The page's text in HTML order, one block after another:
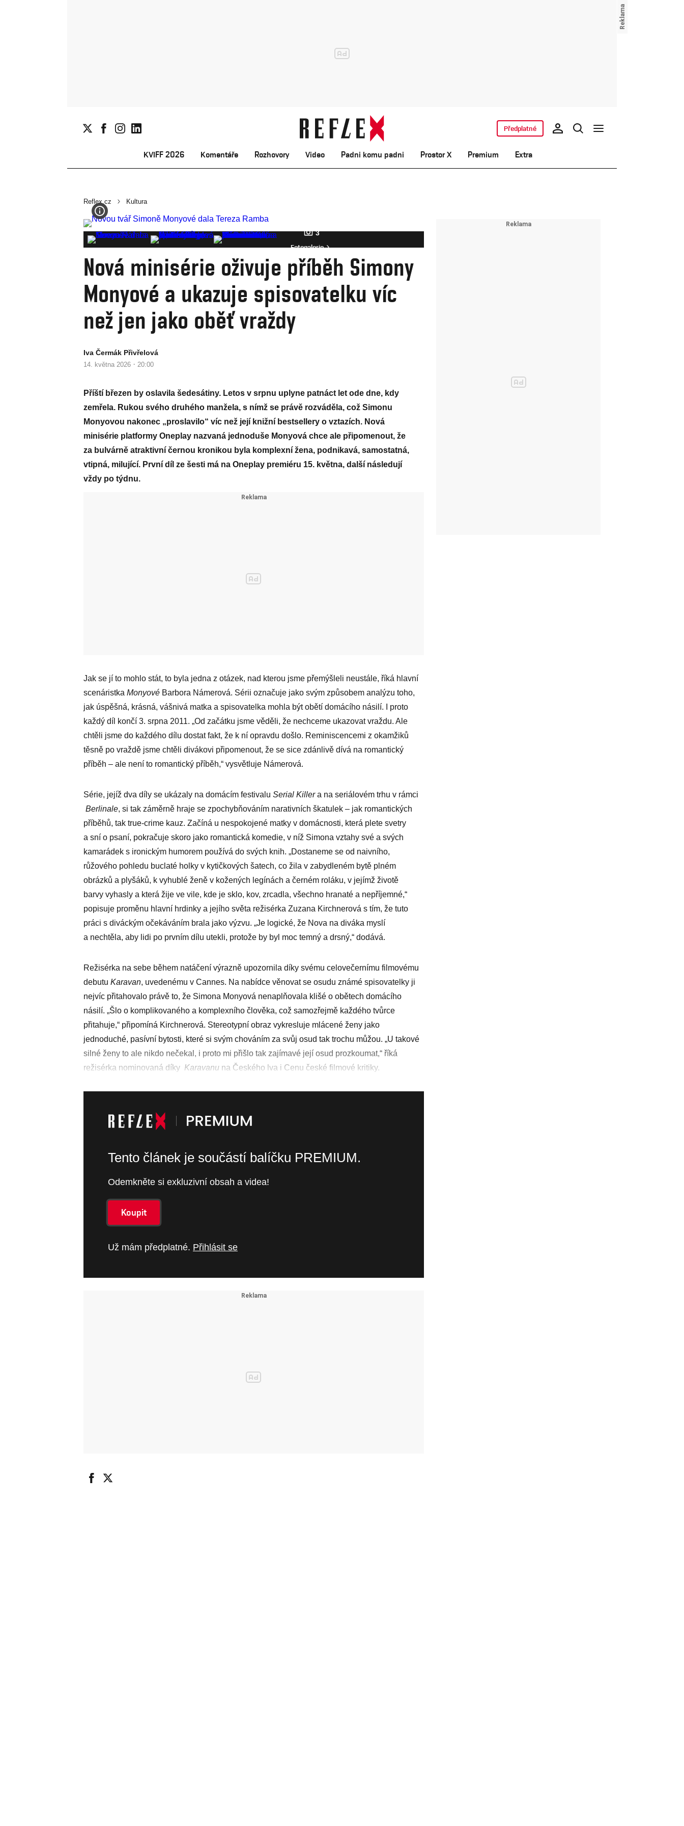
KVIFF 2026 Komentáře Rozhovory Video Padni komu padni Prostor X Premium Extra
Předplatné
Reflex.cz Kultura
3
Fotogalerie
Nová minisérie oživuje příběh Simony
Monyové a ukazuje spisovatelku víc
než jen jako oběť vraždy
Iva Čermák Přivřelová
14. května 2026 · 20:00
Příští březen by oslavila šedesátiny. Letos v srpnu uplyne patnáct let ode dne, kdy
zemřela. Rukou svého druhého manžela, s nímž se právě rozváděla, což Simonu
Monyovou nakonec „proslavilo“ víc než její knižní bestsellery o vztazích. Nová
minisérie platformy Oneplay nazvaná jednoduše Monyová chce ale připomenout, že
za bulvárně atraktivní černou kronikou byla komplexní žena, podnikavá, samostatná,
vtipná, milující. První díl ze šesti má na Oneplay premiéru 15. května, další následují
vždy po týdnu.
Jak se jí to mohlo stát, to byla jedna z otázek, nad kterou jsme přemýšleli neustále, říká hlavní
scenáristka Monyové Barbora Námerová. Sérii označuje jako svým způsobem analýzu toho,
jak úspěšná, krásná, vášnivá matka a spisovatelka mohla být obětí domácího násilí. I proto
každý díl končí 3. srpna 2011. „Od začátku jsme věděli, že nechceme ukazovat vraždu. Ale
chtěli jsme do každého dílu dostat fakt, že k ní opravdu došlo. Reminiscencemi z okamžiků
těsně po vraždě jsme chtěli divákovi připomenout, že se sice zdánlivě dívá na romantický
příběh – ale není to romantický příběh,“ vysvětluje Námerová.
Série, jejíž dva díly se ­ukázaly na domácím festivalu Serial ­Kil­lera na seriálovém trhu v rámci
Berlinale, si tak záměrně hraje se zpochybňováním narativních škatulek – jak romantických
příběhů, tak true-crime kauz. Začíná u nespokojené matky v domácnosti, která plete svetry
a sní o psaní, pokračuje skoro jako romantická komedie, v níž Simona vztahy své a svých
kamarádek s ironickým humorem používá do svých knih. „Dostaneme se od naivního,
růžového pohledu buclaté holky v kytičkových šatech, co žila v zabydleném bytě plném
obrázků a plyšáků, k vyhublé ženě v kožených legínách a černém roláku, v jejímž životě
barvy vyhasly a která žije ve vile, kde je sklo, kov, zrcadla, všechno hranaté a nepříjemné,“
popisuje proměnu hlavní hrdinky a jejího světa režisérka Zuzana Kirchnerová s tím, že tuto
práci s diváckým očekáváním brala jako výzvu. „Je logické, že Nova na diváka myslí
a nechtěla, aby lidi po prvním dílu utekli, protože by byl moc temný a drsný,“ dodává.
Režisérka na sebe během natáčení výrazně upozornila díky svému celovečernímu filmovému
debutu Karavan, uvedenému v Cannes. Na nabídce věnovat se osudu známé spisovatelky ji
nejvíc přitahovalo právě to, že Simona Monyová nenaplňovala klišé o obětech domácího
násilí. „Šlo o komplikovaného a komplexního člověka, což samozřejmě každého tvůrce
přitahuje,“ připomíná Kirchnerová. Stereotypní obraz vykresluje mlácené ženy jako
jednoduché, pasívní bytosti, které si svým chováním za svůj osud tak trochu můžou. „U takové
silné ženy to ale nikdo nečekal, i proto mi přišlo tak zajímavé její osud prozkoumat,“ říká
režisérka nominovaná díky Karavanu na Českého lva i Cenu české filmové kritiky.
Tento článek je součástí balíčku PREMIUM.
Odemkněte si exkluzivní obsah a videa!
Koupit
Už mám předplatné. Přihlásit se